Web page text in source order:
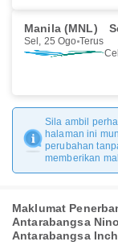
Manila (MNL)
Sel, 25 Ogo Terus
Sila ambil
halaman ini
perubahan
memberikan
Maklumat
Antarabangsa
Antarabangsa